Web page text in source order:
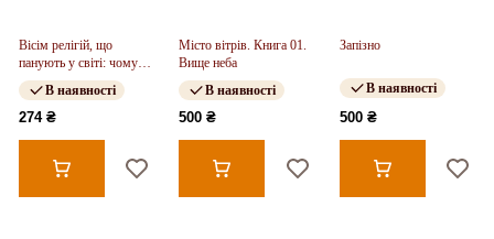
Вісім релігій, що
панують у світі: чому
їхні відмінності мають
значенняВ наявності
274 ₴
Місто вітрів. Книга 01.
Вище неба
В наявності
500 ₴
Запізно
В наявності
500 ₴